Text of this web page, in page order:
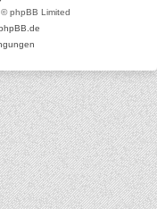
phpBB Limited